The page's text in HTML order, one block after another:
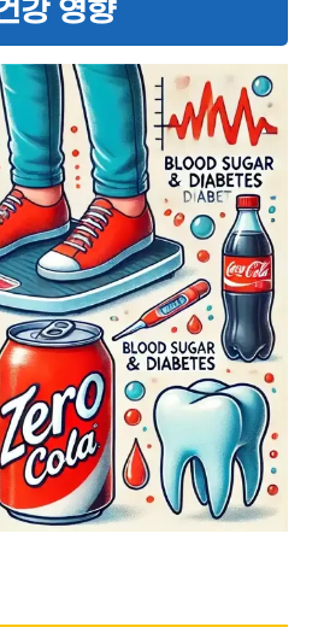
강 영향